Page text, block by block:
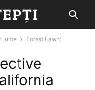
lume
Forest Lawn: